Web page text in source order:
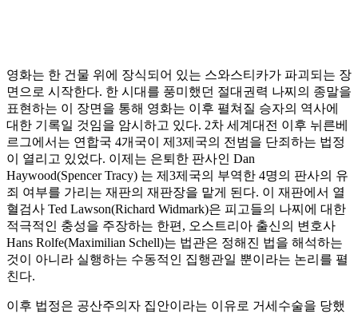
영화는 한 건물 위에 장식되어 있는 스와스티카가 파괴되는 장
면으로 시작한다. 한 시대를 풍미했던 절대권력 나찌의 종말을
표현하는 이 장면을 통해 영화는 이후 펼쳐질 승자의 역사에
대한 기록일 것임을 암시하고 있다. 2차 세계대전 이후 뉘른베
르그에서는 연합국 4개국이 제3제국의 전범을 단죄하는 법정
이 열리고 있었다. 이제는 은퇴한 판사인 Dan
Haywood(Spencer Tracy) 는 제3제국의 부역한 4명의 판사의 유
죄 여부를 가리는 재판의 재판장을 맡게 된다. 이 재판에서 열
혈검사 Ted Lawson(Richard Widmark)은 피고들의 나찌에 대한
적극적인 충성을 주장하는 한편, 오스트리아 출신의 변호사
Hans Rolfe(Maximilian Schell)는 법관은 정해진 법을 해석하는
것이 아니라 실행하는 수동적인 집행관일 뿐이라는 논리를 펼
친다.
이후 법정은 공산주의자 집안이라는 이유로 거세수술을 당했